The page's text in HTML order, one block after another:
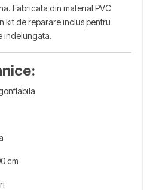
Fabricata din material PVC
kit de reparare inclus pentru
indelungata.
cm